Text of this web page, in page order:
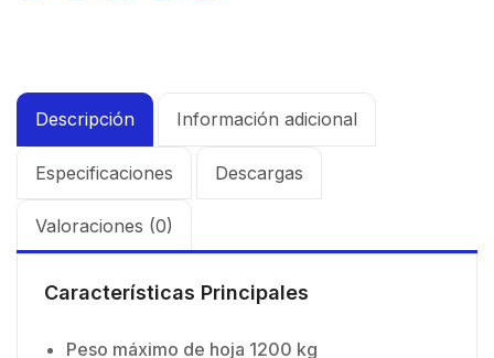
Descripción Información adicional
Especificaciones Descargas
Valoraciones (0)
Características Principales
Peso máximo de hoja 1200 kg